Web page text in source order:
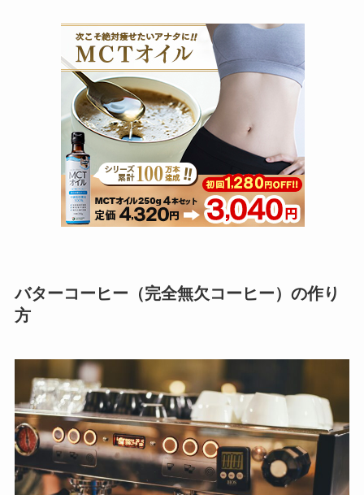
バターコーヒー（完全無欠コーヒー）の作り
方